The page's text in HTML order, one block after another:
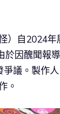
）自2024年
因醜聞報
議。製作
。